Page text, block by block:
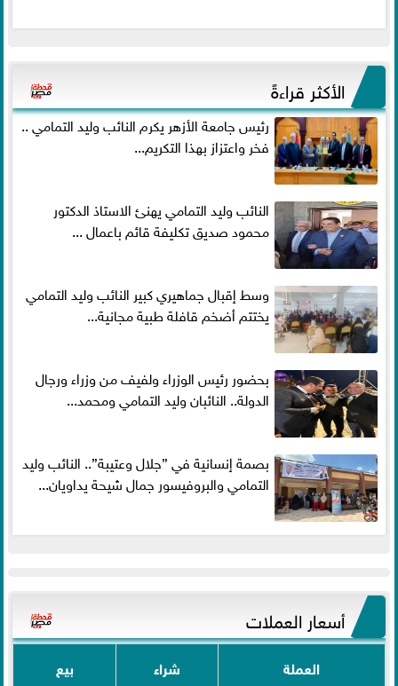
الأكثر قراءةً
رئيس جامعة الأزهر يكرم النائب وليد التمامي ..
فخر واعتزاز بهذا التكريم...
النائب وليد التمامي يهنئ الاستاذ الدكتور
محمود صديق تكليفة قائم باعمال ...
وسط إقبال جماهيري كبير النائب وليد التمامي
يختتم أضخم قافلة طبية مجانية...
بحضور رئيس الوزراء ولفيف من وزراء ورجال
الدولة.. النائبان وليد التمامي ومحمد...
بصمة إنسانية في ”جلال وعتيبة”.. النائب وليد
التمامي والبروفيسور جمال شيحة يداويان...
أسعار العملات
العملة شراء بيع